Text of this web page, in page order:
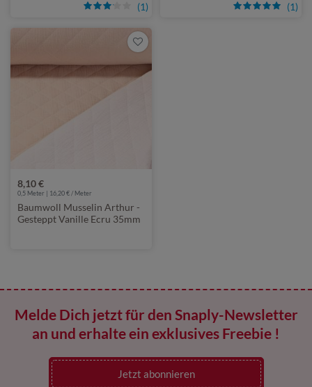
(1) (1)
8,10 €
0,5 Meter | 16,20 € / Meter
Baumwoll Musselin Arthur -
Gesteppt Vanille Ecru 35mm
Melde Dich jetzt für den Snaply-Newsletter
an und erhalte ein exklusives Freebie !
Jetzt abonnieren